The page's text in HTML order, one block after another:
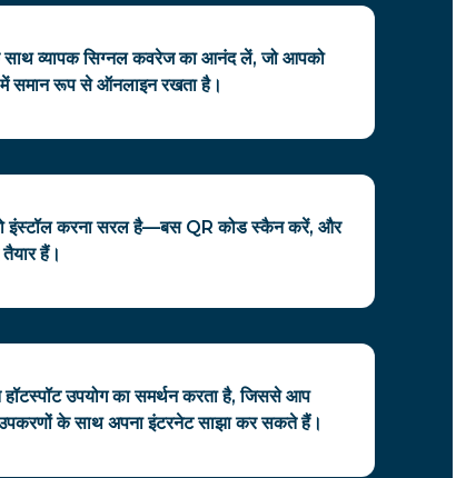
साथ व्यापक सिग्नल कवरेज का आनंद लें, जो आपको
में समान रूप से ऑनलाइन रखता है।
को इंस्टॉल करना सरल है—बस QR कोड स्कैन करें, और
हैं।
हॉटस्पॉट उपयोग का समर्थन करता है, जिससे आप
के साथ अपना इंटरनेट साझा कर सकते हैं।